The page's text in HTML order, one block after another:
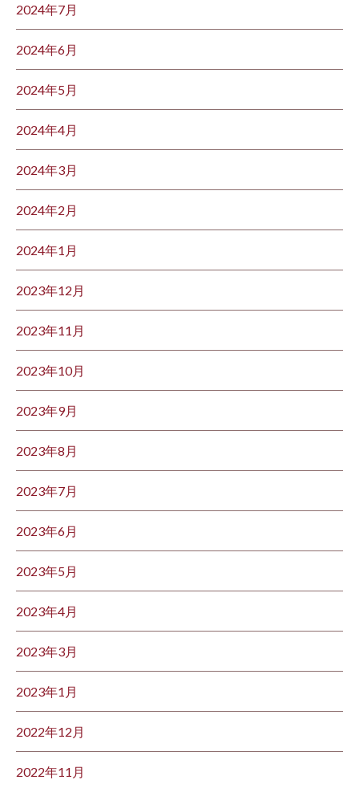
2024年7月
2024年6月
2024年5月
2024年4月
2024年3月
2024年2月
2024年1月
2023年12月
2023年11月
2023年10月
2023年9月
2023年8月
2023年7月
2023年6月
2023年5月
2023年4月
2023年3月
2023年1月
2022年12月
2022年11月